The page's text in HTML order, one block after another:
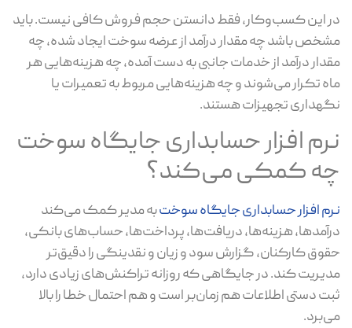
این کسب‌وکار، فقط دانستن حجم فروش کافی نیست. باید
باشد چه مقدار درآمد از عرضه سوخت ایجاد شده، چه
درآمد از خدمات جانبی به دست آمده، چه هزینه‌هایی هر
تکرار می‌شوند و چه هزینه‌هایی مربوط به تعمیرات یا
تجهیزات هستند.
افزار حسابداری جایگاه سوخت
کمکی می‌کند؟
افزار حسابداری جایگاه سوختبه مدیر کمک می‌کند
هزینه‌ها، دریافت‌ها، پرداخت‌ها، حساب‌های بانکی،
کارکنان، گزارش سود و زیان و نقدینگی را دقیق‌تر
کند. در جایگاهی که روزانه تراکنش‌های زیادی دارد،
دستی اطلاعات هم زمان‌بر است و هم احتمال خطا را بالا